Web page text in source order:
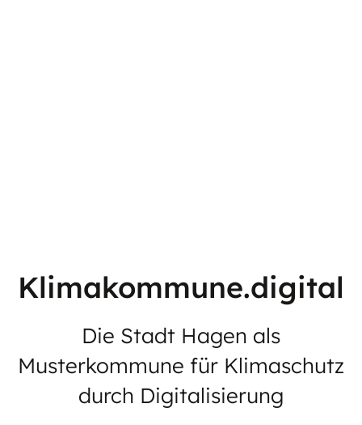
Klimakommune.digital
Die Stadt Hagen als
Musterkommune für Klimaschutz
durch Digitalisierung